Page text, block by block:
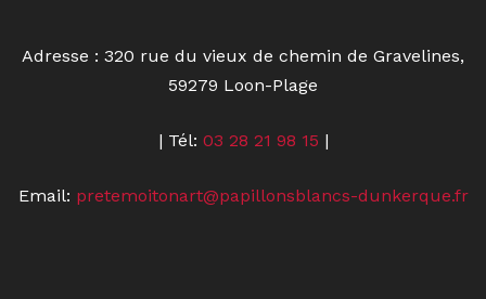
Adresse : 320 rue du vieux de chemin de Gravelines,
59279 Loon-Plage
| Tél: 03 28 21 98 15 |
Email: pretemoitonart@papillonsblancs-dunkerque.fr